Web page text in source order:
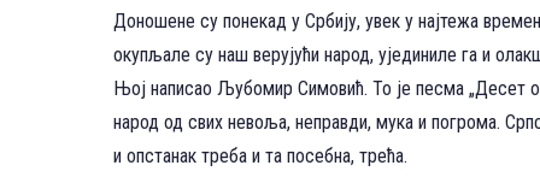
Доношене су понекад у Србију, увек у најтежа
окупљале су наш верујући народ, ујединиле га и
Њој написао Љубомир Симовић. То је песма „Десет
народ од свих невоља, неправди, мука и погрома.
и опстанак треба и та посебна, трећа.